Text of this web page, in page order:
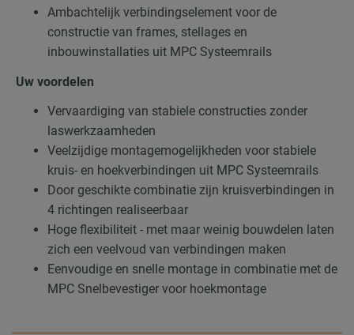
Ambachtelijk verbindingselement voor de
constructie van frames, stellages en
inbouwinstallaties uit MPC Systeemrails
Uw voordelen
Vervaardiging van stabiele constructies zonder
laswerkzaamheden
Veelzijdige montagemogelijkheden voor stabiele
kruis- en hoekverbindingen uit MPC Systeemrails
Door geschikte combinatie zijn kruisverbindingen in
4 richtingen realiseerbaar
Hoge flexibiliteit - met maar weinig bouwdelen laten
zich een veelvoud van verbindingen maken
Eenvoudige en snelle montage in combinatie met de
MPC Snelbevestiger voor hoekmontage